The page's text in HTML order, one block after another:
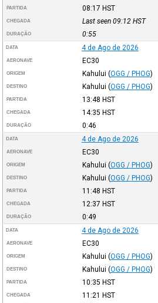
PARTIDA 08:17 HST
CHEGADA Last seen 09:12 HST
DURAÇÃO 0:55
DATA 4 de Ago de 2026
AERONAVE EC30
ORIGEM Kahului (OGG / PHOG)
DESTINO Kahului (OGG / PHOG)
PARTIDA 13:48 HST
CHEGADA 14:35 HST
DURAÇÃO 0:46
DATA 4 de Ago de 2026
AERONAVE EC30
ORIGEM Kahului (OGG / PHOG)
DESTINO Kahului (OGG / PHOG)
PARTIDA 11:48 HST
CHEGADA 12:37 HST
DURAÇÃO 0:49
DATA 4 de Ago de 2026
AERONAVE EC30
ORIGEM Kahului (OGG / PHOG)
DESTINO Kahului (OGG / PHOG)
PARTIDA 10:35 HST
CHEGADA 11:21 HST